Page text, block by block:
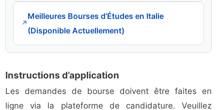
↗
Meilleures Bourses d’Études en Italie
(Disponible Actuellement)
Instructions d’application
Les demandes de bourse doivent être faites en
ligne via la plateforme de candidature. Veuillez